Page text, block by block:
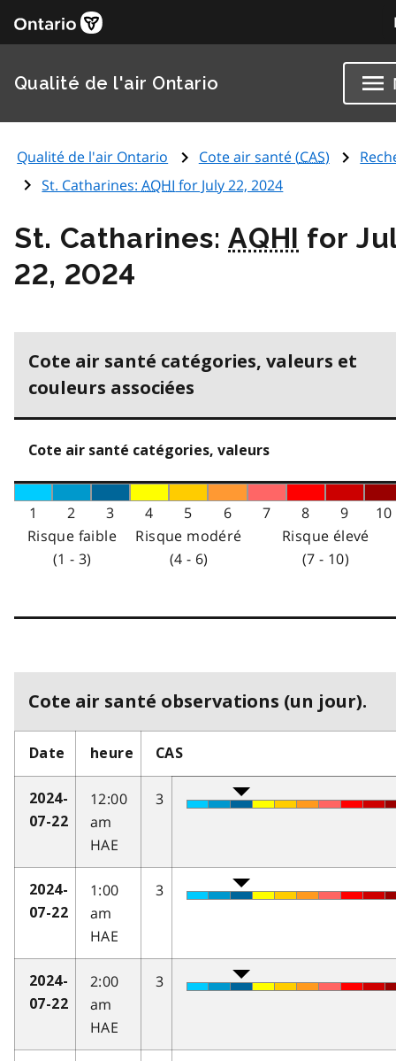
Qualité de l'air Ontario
Qualité de l'air Ontario Cote air santé (CAS)
St. Catharines:AQHI for July 22, 2024
St. Catharines:AQHI for
22, 2024
Cote air santé catégories, valeurs et
couleurs associées
Cote air santé catégories, valeurs
1 2 3 4 5 6 7 8 9
10
Risque faible
(1 - 3)
Risque modéré
(4 - 6)
Risque élevé
(7 - 10)
Cote air santé observations (un jour).
Date heure CAS
2024-
07-22
12:00
am
HAE
3
2024-
07-22
1:00
am
HAE
3
2024-
07-22
2:00
am
HAE
3